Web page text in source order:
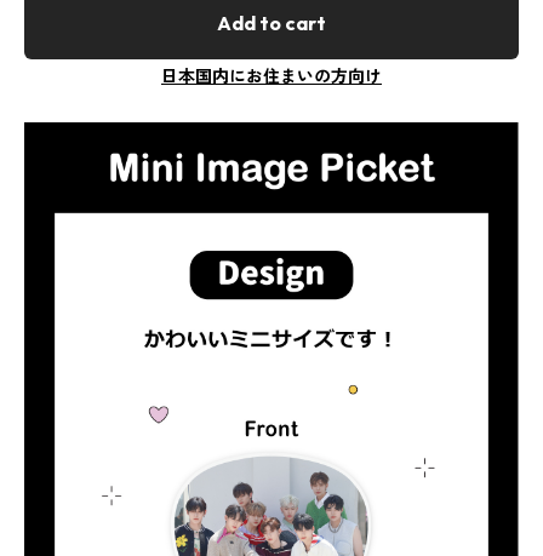
Add to cart
日本国内にお住まいの方向け